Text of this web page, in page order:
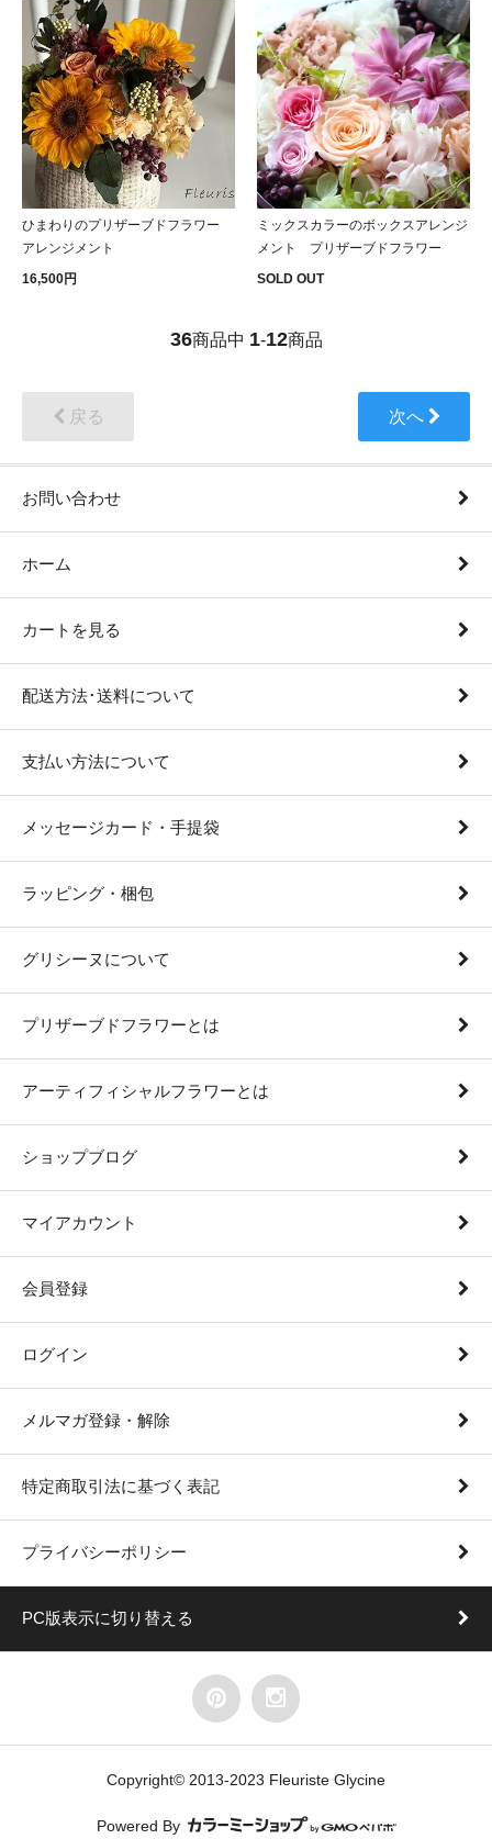
ひまわりのプリザーブドフラワー
アレンジメント
16,500円
ミックスカラーのボックスアレンジ
メント プリザーブドフラワー
SOLD OUT
36商品中 1-12商品
戻る 次へ
お問い合わせ
ホーム
カートを見る
配送方法･送料について
支払い方法について
メッセージカード・手提袋
ラッピング・梱包
グリシーヌについて
プリザーブドフラワーとは
アーティフィシャルフラワーとは
ショップブログ
マイアカウント
会員登録
ログイン
メルマガ登録・解除
特定商取引法に基づく表記
プライバシーポリシー
PC版表示に切り替える
Copyright© 2013-2023 Fleuriste Glycine
Powered By